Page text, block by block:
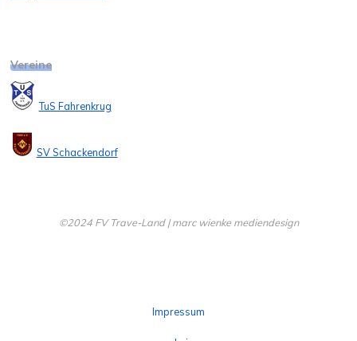
Vereine
TuS Fahrenkrug
SV Schackendorf
©2024 FV Trave-Land | marc wienke mediendesign
Impressum